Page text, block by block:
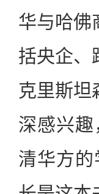
华与哈佛
括央企、
克里斯坦
深感兴
清华方